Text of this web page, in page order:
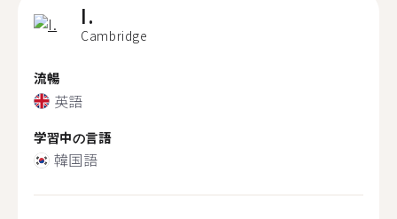
I.
Cambridge
流暢
英語
学習中の言語
韓国語